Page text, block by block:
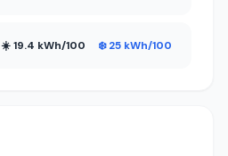
☀️ 19.4 kWh/100 ❄️ 25 kWh/100